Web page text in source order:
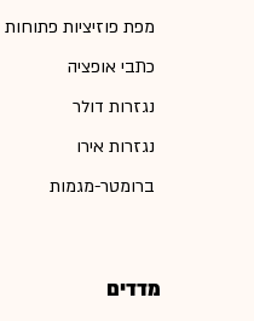
מפת פוזיציות פתוחות
כתבי אופציה
נגזרות דולר
נגזרות אירו
ברומטר-מגמות
מדדים